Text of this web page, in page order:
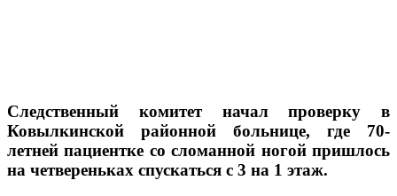
Следственный комитет начал проверку в
Ковылкинской районной больнице, где 70-
летней пациентке со сломанной ногой пришлось
на четвереньках спускаться с 3 на 1 этаж.